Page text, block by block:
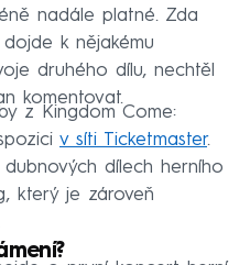
nadále platné. Zda
k nějakému
druhého dílu, nechtěl
komentovat.
z Kingdom Come:
v síti Ticketmaster.
dílech herního
který je zároveň